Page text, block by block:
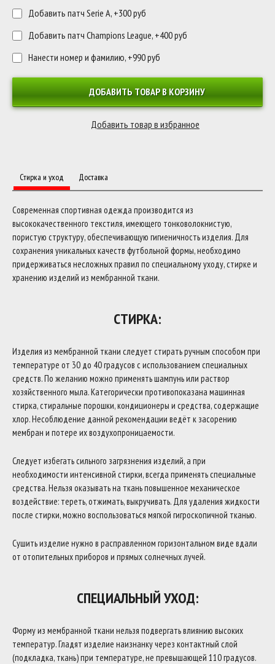
Добавить патч Serie A, +300 руб
Добавить патч Champions League, +400 руб
Нанести номер и фамилию, +990 руб
ДОБАВИТЬ ТОВАР В КОРЗИНУ
Стирка и уход Доставка
Современная спортивная одежда производится из
высококачественного текстиля, имеющего тонковолокнистую,
пористую структуру, обеспечивающую гигиеничность изделия. Для
сохранения уникальных качеств футбольной формы, необходимо
придерживаться несложных правил по специальному уходу, стирке и
хранению изделий из мембранной ткани.
СТИРКА:
Изделия из мембранной ткани следует стирать ручным способом при
температуре от 30 до 40 градусов с использованием специальных
средств. По желанию можно применять шампунь или раствор
хозяйственного мыла. Категорически противопоказана машинная
стирка, стиральные порошки, кондиционеры и средства, содержащие
хлор. Несоблюдение данной рекомендации ведёт к засорению
мембран и потере их воздухопроницаемости.
Следует избегать сильного загрязнения изделий, а при
необходимости интенсивной стирки, всегда применять специальные
средства. Нельзя оказывать на ткань повышенное механическое
воздействие: тереть, отжимать, выкручивать. Для удаления жидкости
после стирки, можно воспользоваться мягкой гигроскопичной тканью.
Сушить изделие нужно в расправленном горизонтальном виде вдали
от отопительных приборов и прямых солнечных лучей.
СПЕЦИАЛЬНЫЙ УХОД:
Форму из мембранной ткани нельзя подвергать влиянию высоких
температур. Гладят изделие наизнанку через контактный слой
(подкладка, ткань) при температуре, не превышающей 110 градусов.